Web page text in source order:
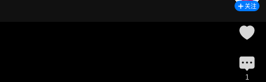
关注
1